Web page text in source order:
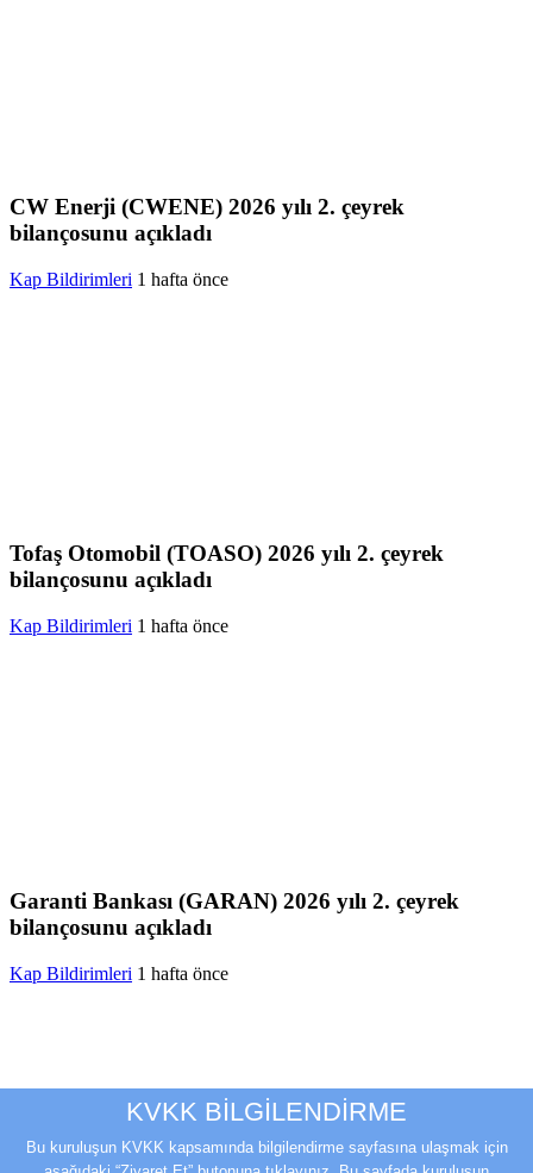
CW Enerji (CWENE) 2026 yılı 2. çeyrek
bilançosunu açıkladı
Kap Bildirimleri 1 hafta önce
Tofaş Otomobil (TOASO) 2026 yılı 2. çeyrek
bilançosunu açıkladı
Kap Bildirimleri 1 hafta önce
Garanti Bankası (GARAN) 2026 yılı 2. çeyrek
bilançosunu açıkladı
Kap Bildirimleri 1 hafta önce
KVKK BİLGİLENDİRME
Bu kuruluşun KVKK kapsamında bilgilendirme sayfasına ulaşmak için